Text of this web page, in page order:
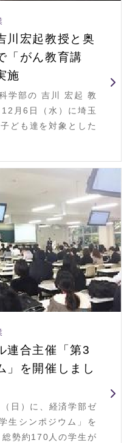
川宏起教授と奥
「がん教育講
施
学部の 吉川 宏起 教
月6日（水）に埼玉
ども達を対象とした
連合主催「第3
」を開催しまし
日）に、経済学部ゼ
生シンポジウム」を
勢約170人の学生が